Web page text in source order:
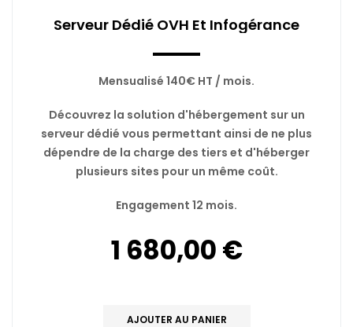
Serveur Dédié OVH Et Infogérance
Mensualisé 140€ HT / mois.
Découvrez la solution d'hébergement sur un
serveur dédié vous permettant ainsi de ne plus
dépendre de la charge des tiers et d'héberger
plusieurs sites pour un même coût.
Engagement 12 mois.
1 680,00 €
AJOUTER AU PANIER